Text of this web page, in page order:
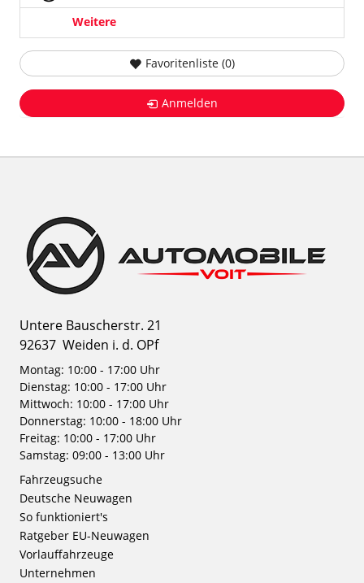
Weitere
Favoritenliste (0)
Anmelden
Untere Bauscherstr. 21
92637 Weiden i. d. OPf
Montag: 10:00 - 17:00 Uhr
Dienstag: 10:00 - 17:00 Uhr
Mittwoch: 10:00 - 17:00 Uhr
Donnerstag: 10:00 - 18:00 Uhr
Freitag: 10:00 - 17:00 Uhr
Samstag: 09:00 - 13:00 Uhr
Fahrzeugsuche
Deutsche Neuwagen
So funktioniert's
Ratgeber EU-Neuwagen
Vorlauffahrzeuge
Unternehmen